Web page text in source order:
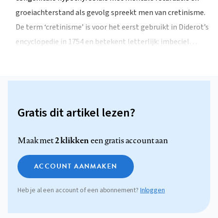
groeiachterstand als gevolg spreekt men van cretinisme.
De term ‘cretinisme’ is voor het eerst gebruikt in Diderot’s
encyclopedie in 1754 en betekent letterlijk: imbeciel…
Gratis dit artikel lezen?
Maak met2 klikkeneen gratis account aan
ACCOUNT AANMAKEN
Heb je al een account of een abonnement? Inloggen